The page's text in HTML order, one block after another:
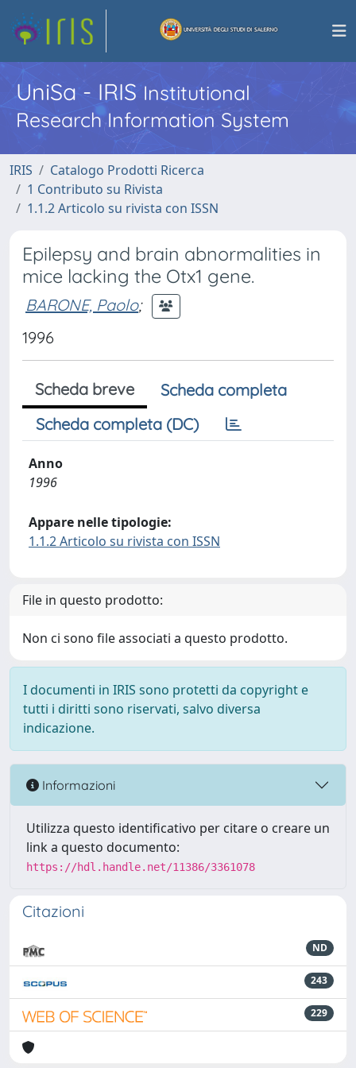
UniSa - IRISInstitutional
Research Information System
IRIS
Catalogo Prodotti Ricerca
1 Contributo su Rivista
1.1.2 Articolo su rivista con ISSN
Epilepsy and brain abnormalities in
mice lacking the Otx1 gene.
BARONE, Paolo;
1996
Scheda breve
Scheda completa
Scheda completa (DC)
Anno
1996
Appare nelle tipologie:
1.1.2 Articolo su rivista con ISSN
File in questo prodotto:
Non ci sono file associati a questo prodotto.
I documenti in IRIS sono protetti da copyright e
tutti i diritti sono riservati, salvo diversa
indicazione.
Informazioni
Utilizza questo identificativo per citare o creare un
link a questo documento:
https://hdl.handle.net/11386/3361078
Citazioni
ND
243
229